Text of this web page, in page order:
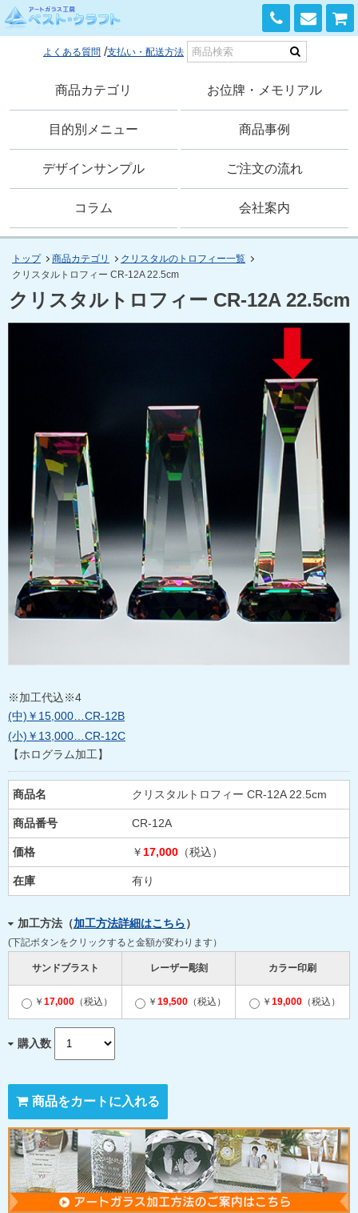
よくある質問 支払い・配送方法
0120-168-741
商品カテゴリ お位牌・メモリアル
目的別メニュー 商品事例
デザインサンプル ご注文の流れ
コラム 会社案内
トップ 商品カテゴリ
クリスタルのトロフィー一覧
クリスタルトロフィー CR-12A 22.5cm
クリスタルトロフィー CR-12A 22.5cm
※加工代込※4
(中)￥15,000…CR-12B
(小)￥13,000…CR-12C
【ホログラム加工】
商品名 クリスタルトロフィー CR-12A 22.5cm
商品番号 CR-12A
価格 ￥ 17,000 （税込）
在庫 有り
加工方法（加工方法詳細はこちら）
(下記ボタンをクリックすると金額が変わります）
サンドブラスト レーザー彫刻 カラー印刷
￥ 17,000 （税込） ￥ 19,500 （税込） ￥ 19,000（税込）
購入数
商品をカートに入れる